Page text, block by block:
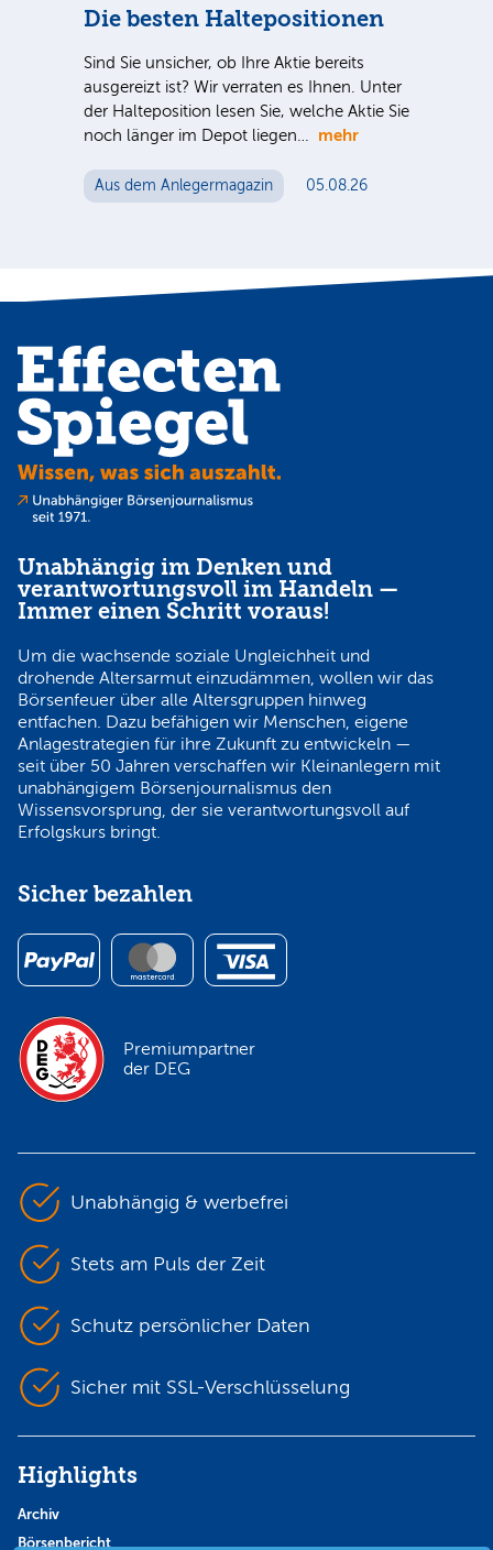
Die besten Haltepositionen
Sind Sie unsicher, ob Ihre Aktie bereits
ausgereizt ist? Wir verraten es Ihnen. Unter
der Halteposition lesen Sie, welche Aktie Sie
noch länger im Depot liegen… mehr
Aus dem Anlegermagazin 05.08.26
Unabhängig im Denken und
verantwortungsvoll im Handeln —
Immer einen Schritt voraus!
Um die wachsende soziale Ungleichheit und
drohende Altersarmut einzudämmen, wollen wir das
Börsenfeuer über alle Altersgruppen hinweg
entfachen. Dazu befähigen wir Menschen, eigene
Anlagestrategien für ihre Zukunft zu entwickeln —
seit über 50 Jahren verschaffen wir Kleinanlegern mit
unabhängigem Börsenjournalismus den
Wissensvorsprung, der sie verantwortungsvoll auf
Erfolgskurs bringt.
Sicher bezahlen
Premiumpartner
der DEG
Unabhängig & werbefrei
Stets am Puls der Zeit
Schutz persönlicher Daten
Sicher mit SSL-Verschlüsselung
Highlights
Archiv
Börsenbericht